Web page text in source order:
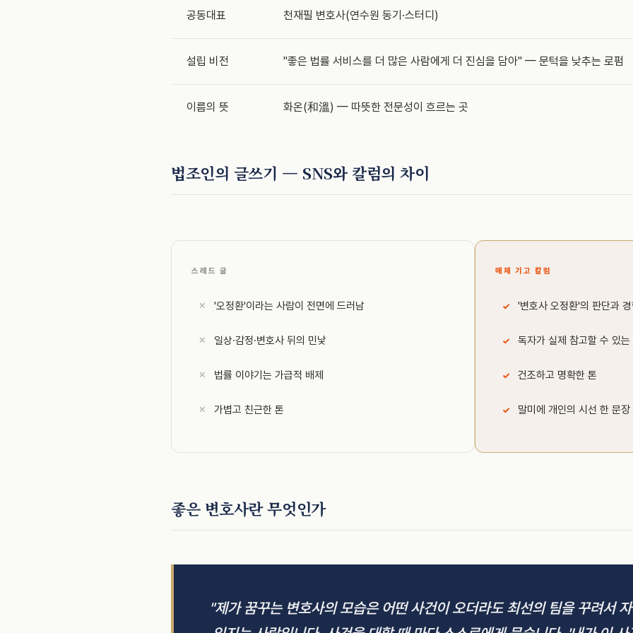
공동대표 천재필 변호사(연수원 동기·스터디)
설립 비전 "좋은 법률 서비스를 더 많은 사람에게 더 진심을 담아" — 문턱을 낮추는 로펌
이름의 뜻 화온(和溫) — 따뜻한 전문성이 흐르는 곳
법조인의 글쓰기 — SNS와 칼럼의 차이
스레드 글
'오정환'이라는 사람이 전면에 드러남
일상·감정·변호사 뒤의 민낯
법률 이야기는 가급적 배제
가볍고 친근한 톤
매체 기고 칼럼
'변호사 오정환'의 판단과
독자가 실제 참고할 수 있는
건조하고 명확한 톤
말미에 개인의 시선 한 문장
좋은 변호사란 무엇인가
"제가 꿈꾸는 변호사의 모습은 어떤 사건이 오더라도 최선의 팀을 꾸려서